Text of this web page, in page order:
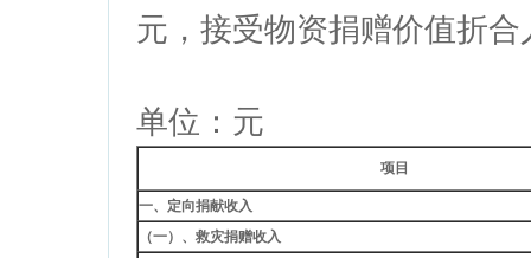
元，接受物资捐赠价值折
单位：元
项目
一、定向捐献收入
（一）、救灾捐赠收入